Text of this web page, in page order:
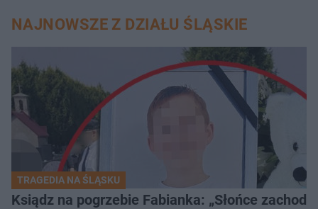
NAJNOWSZE Z DZIAŁU ŚLĄSKIE
TRAGEDIA NA ŚLĄSKU
Ksiądz na pogrzebie Fabianka: „Słońce